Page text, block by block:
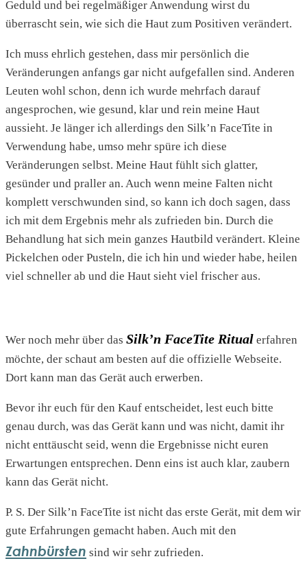
Geduld und bei regelmäßiger Anwendung wirst du
überrascht sein, wie sich die Haut zum Positiven verändert.
Ich muss ehrlich gestehen, dass mir persönlich die
Veränderungen anfangs gar nicht aufgefallen sind. Anderen
Leuten wohl schon, denn ich wurde mehrfach darauf
angesprochen, wie gesund, klar und rein meine Haut
aussieht. Je länger ich allerdings den Silk’n FaceTite in
Verwendung habe, umso mehr spüre ich diese
Veränderungen selbst. Meine Haut fühlt sich glatter,
gesünder und praller an. Auch wenn meine Falten nicht
komplett verschwunden sind, so kann ich doch sagen, dass
ich mit dem Ergebnis mehr als zufrieden bin. Durch die
Behandlung hat sich mein ganzes Hautbild verändert. Kleine
Pickelchen oder Pusteln, die ich hin und wieder habe, heilen
viel schneller ab und die Haut sieht viel frischer aus.
Wer noch mehr über das Silk’n FaceTite Ritual erfahren
möchte, der schaut am besten auf die offizielle Webseite.
Dort kann man das Gerät auch erwerben.
Bevor ihr euch für den Kauf entscheidet, lest euch bitte
genau durch, was das Gerät kann und was nicht, damit ihr
nicht enttäuscht seid, wenn die Ergebnisse nicht euren
Erwartungen entsprechen. Denn eins ist auch klar, zaubern
kann das Gerät nicht.
P. S. Der Silk’n FaceTite ist nicht das erste Gerät, mit dem wir
gute Erfahrungen gemacht haben. Auch mit den
Zahnbürsten sind wir sehr zufrieden.